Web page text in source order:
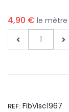
4,90 € le mètre
REF: FibVisc1967